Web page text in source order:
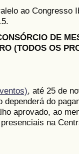
ao Congresso
DE
(TODOS OS
, até 25 de
dependerá do
aprovado, ao
na